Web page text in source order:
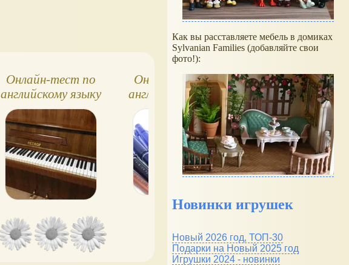
Онлайн-тест по
английскому языку
№26, Spotlight, 3
класс
Онлайн-тест по
английскому языку
№15, Spotlight, 3
класс
Онлайн-тест
английскому
№13, Spotlight,
класс
Как вы расставляете мебель в домиках
Sylvanian Families (добавляйте свои
фото!):
Новинки игрушек
Новый 2026 год, ТОП-30
Подарки на Новый 2025 год
Игрушки 2024 - новинки